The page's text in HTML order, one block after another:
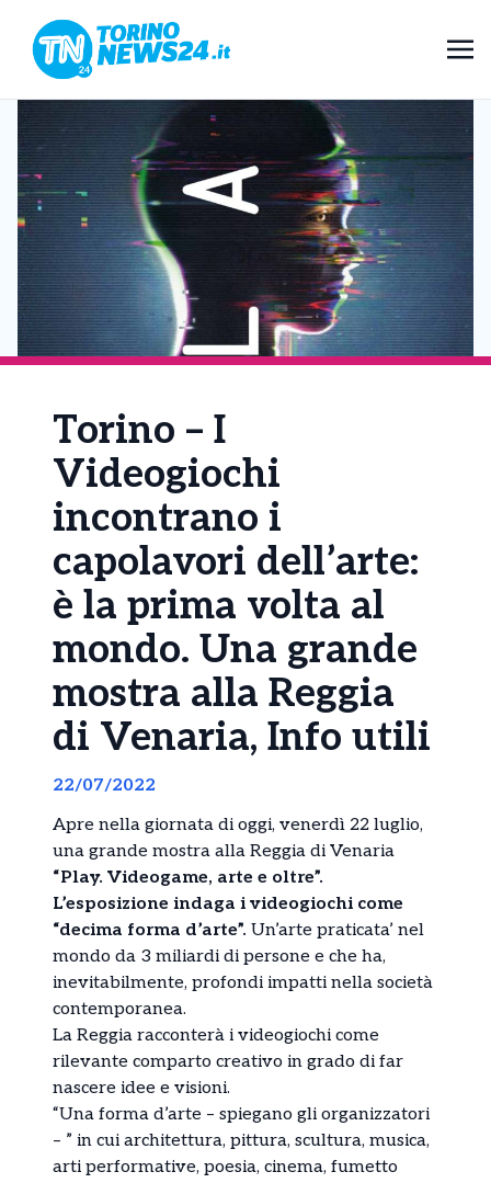
Torino – I
Videogiochi
incontrano i
capolavori dell’arte:
è la prima volta al
mondo. Una grande
mostra alla Reggia
di Venaria, Info utili
22/07/2022
Apre nella giornata di oggi, venerdì 22 luglio,
una grande mostra alla Reggia di Venaria
“Play. Videogame, arte e oltre”.
L’esposizione indaga i videogiochi come
“decima forma d’arte”. Un’arte praticata’ nel
mondo da 3 miliardi di persone e che ha,
inevitabilmente, profondi impatti nella società
contemporanea.
La Reggia racconterà i videogiochi come
rilevante comparto creativo in grado di far
nascere idee e visioni.
“Una forma d’arte – spiegano gli organizzatori
– ” in cui architettura, pittura, scultura, musica,
arti performative, poesia, cinema, fumetto